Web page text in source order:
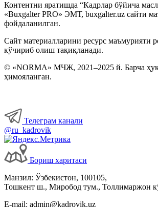
Контентни яратишда “Кадрлар бўйича
«Buxgalter PRO» ЭМТ, buxgalter.uz сайти
фойдаланилган.
Сайт материалларини ресурс маъмурияти
кўчириб олиш тақиқланади.
© «NORMA» МЧЖ, 2021–2025 й. Барча
ҳимояланган.
Телеграм канали
@ru_kadrovik
Бориш харитаси
Манзил: Ўзбекистон, 100105,
Тошкент ш., Миробод тум., Толлимаржон
E-mail: admin@kadrovik.uz